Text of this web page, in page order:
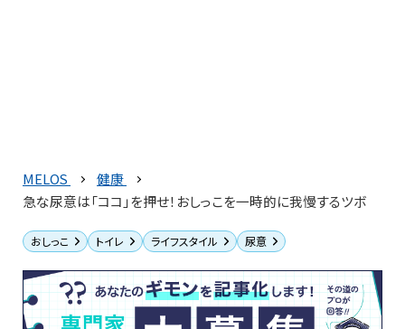
MELOS
健康
急な尿意は「ココ」を押せ！おしっこを一時的に我慢するツボ
おしっこ トイレ ライフスタイル 尿意